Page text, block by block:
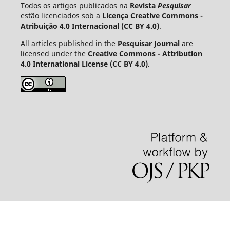
Todos os artigos publicados na Revista Pesquisar
estão licenciados sob a Licença Creative Commons -
Atribuição 4.0 Internacional (CC BY 4.0).
All articles published in the Pesquisar Journalare
licensed under the Creative Commons - Attribution
4.0 International License (CC BY 4.0).